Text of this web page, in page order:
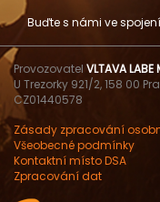
Buďte s námi ve
Provozovatel VLTAVA LABE
U Trezorky 921/2, 158 00
CZ01440578
Zásady zpracování
Všeobecné podmínky
Kontaktní místo DSA
Zpracování dat